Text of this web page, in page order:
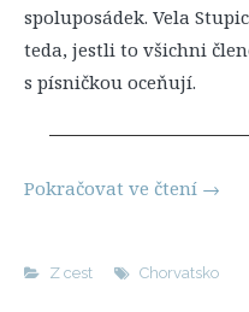
spoluposádek. Vela
teda, jestli to všichni
s písničkou oceňují.
Pokračovat ve čtení →
Z cest Chorvatsko